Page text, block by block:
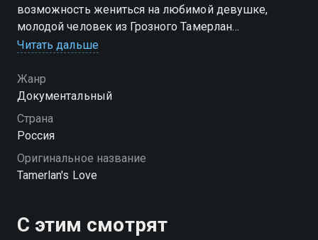
возможность жениться на любимой девушке,
молодой человек из Грозного Тамерлан
отправляется в горы работать чабаном.
Читать дальше
Жанр
Документальный
Страна
Россия
Оригинальное название
Tamerlan's Love
С этим смотрят